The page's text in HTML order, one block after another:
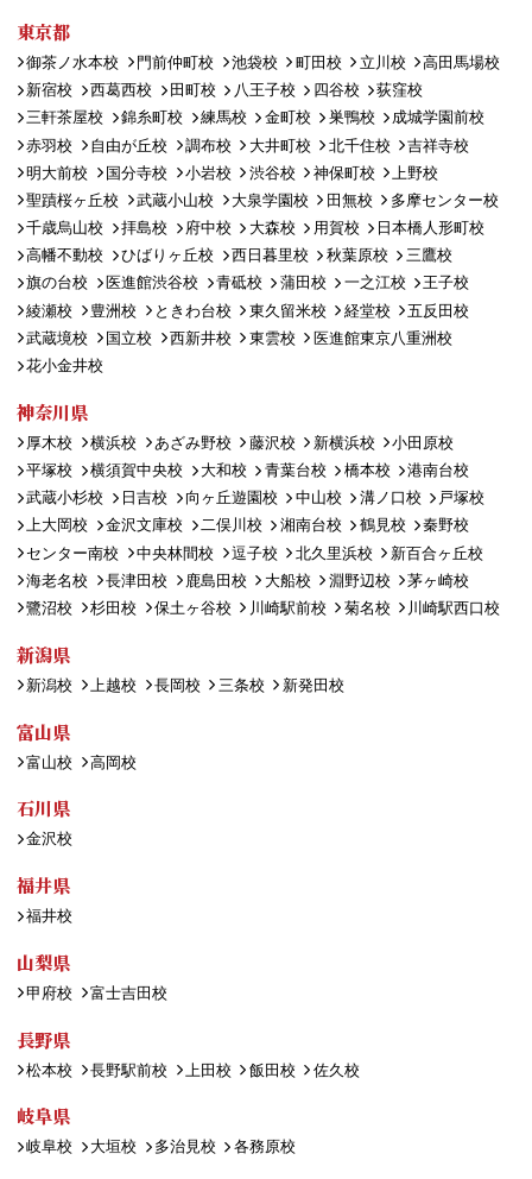
東京都
御茶ノ水本校 門前仲町校 池袋校 町田校 立川校
高田馬場校
新宿校
西葛西校 田町校 八王子校 四谷校
荻窪校
三軒茶屋校
錦糸町校 練馬校 金町校 巣鴨校
成城学園前校
赤羽校
自由が丘校 調布校 大井町校 北千住校
吉祥寺校
明大前校
国分寺校 小岩校 渋谷校 神保町校
上野校
聖蹟桜ヶ丘校
武蔵小山校 大泉学園校 田無校
多摩センター校
千歳烏山校
拝島校 府中校 大森校 用賀校
日本橋人形町校
高幡不動校
ひばりヶ丘校 西日暮里校 秋葉原校
三鷹校
旗の台校
医進館渋谷校 青砥校 蒲田校 一之江校
王子校
綾瀬校
豊洲校 ときわ台校 東久留米校 経堂校
五反田校
武蔵境校
国立校 西新井校 東雲校
医進館東京八重洲校
花小金井校
神奈川県
厚木校 横浜校 あざみ野校 藤沢校 新横浜校
小田原校
平塚校
横須賀中央校 大和校 青葉台校 橋本校
港南台校
武蔵小杉校
日吉校 向ヶ丘遊園校 中山校 溝ノ口校
戸塚校
上大岡校
金沢文庫校 二俣川校 湘南台校 鶴見校
秦野校
センター南校
中央林間校 逗子校 北久里浜校
新百合ヶ丘校
海老名校
長津田校 鹿島田校 大船校 淵野辺校
茅ヶ崎校
鷺沼校
杉田校 保土ヶ谷校 川崎駅前校 菊名校 川崎駅西口校
新潟県
新潟校 上越校 長岡校 三条校 新発田校
富山県
富山校 高岡校
石川県
金沢校
福井県
福井校
山梨県
甲府校 富士吉田校
長野県
松本校 長野駅前校 上田校 飯田校 佐久校
岐阜県
岐阜校 大垣校 多治見校 各務原校